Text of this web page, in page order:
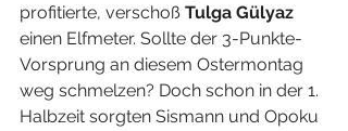
profitierte, verschoß Tulga Gülyaz
einen Elfmeter. Sollte der 3-Punkte-
Vorsprung an diesem Ostermontag
weg schmelzen? Doch schon in der 1.
Halbzeit sorgten Sismann und Opoku